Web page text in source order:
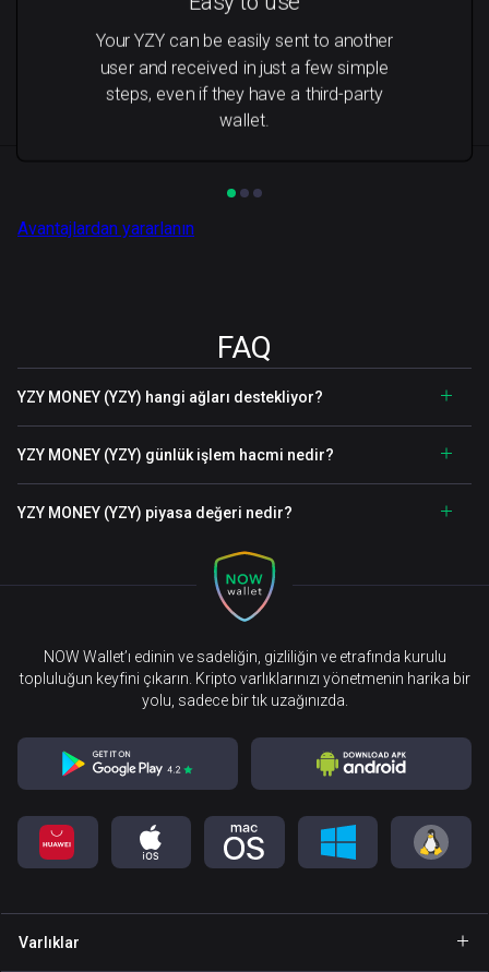
Your YZY can be easily sent to another
user and received in just a few simple
steps, even if they have a third-party
wallet.
Avantajlardan yararlanın
FAQ
YZY MONEY (YZY) hangi ağları destekliyor?
YZY MONEY (YZY) günlük işlem hacmi nedir?
YZY MONEY (YZY) piyasa değeri nedir?
NOW Wallet’ı edinin ve sadeliğin, gizliliğin ve etrafında kurulu
topluluğun keyfini çıkarın. Kripto varlıklarınızı yönetmenin harika bir
yolu, sadece bir tık uzağınızda.
Varlıklar